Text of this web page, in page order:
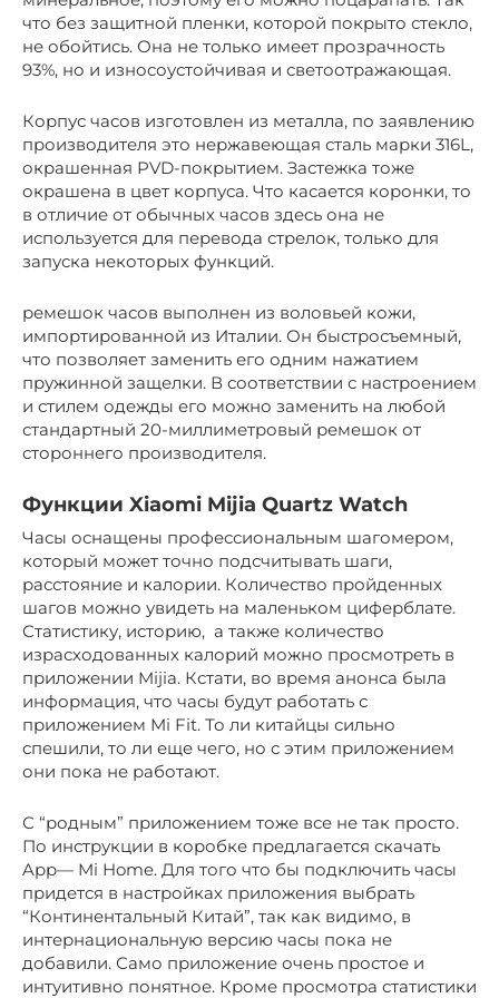
что без защитной пленки, которой покрыто стекло,
не обойтись. Она не только имеет прозрачность
93%, но и износоустойчивая и светоотражающая.
Корпус часов изготовлен из металла, по заявлению
производителя это нержавеющая сталь марки 316L,
окрашенная PVD-покрытием. Застежка тоже
окрашена в цвет корпуса. Что касается коронки, то
в отличие от обычных часов здесь она не
используется для перевода стрелок, только для
запуска некоторых функций.
ремешок часов выполнен из воловьей кожи,
импортированной из Италии. Он быстросъемный,
что позволяет заменить его одним нажатием
пружинной защелки. В соответствии с настроением
и стилем одежды его можно заменить на любой
стандартный 20-миллиметровый ремешок от
стороннего производителя.
Функции Xiaomi Mijia Quartz Watch
Часы оснащены профессиональным шагомером,
который может точно подсчитывать шаги,
расстояние и калории. Количество пройденных
шагов можно увидеть на маленьком циферблате.
Статистику, историю, а также количество
израсходованных калорий можно просмотреть в
приложении Mijia. Кстати, во время анонса была
информация, что часы будут работать с
приложением Mi Fit. То ли китайцы сильно
спешили, то ли еще чего, но с этим приложением
они пока не работают.
С “родным” приложением тоже все не так просто.
По инструкции в коробке предлагается скачать
App— Mi Home. Для того что бы подключить часы
придется в настройках приложения выбрать
“Континентальный Китай”, так как видимо, в
интернациональную версию часы пока не
добавили. Само приложение очень простое и
интуитивно понятное. Кроме просмотра статистики